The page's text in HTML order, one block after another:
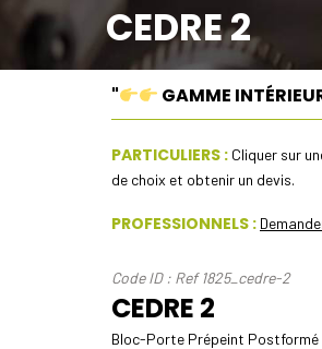
CEDRE 2
" GAMME
PARTICULIERS : Cliquer sur
de choix et obtenir un devis.
PROFESSIONNELS :
Code ID : Ref 1825_cedre-2
CEDRE 2
Bloc-Porte Prépeint Postformé